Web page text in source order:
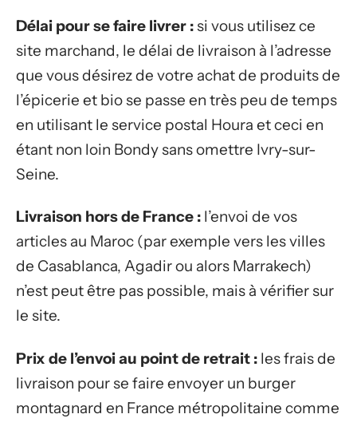
Délai pour se faire livrer :si vous utilisez ce
site marchand, le délai de livraison à l’adresse
que vous désirez de votre achat de produits de
l’épicerie et bio se passe en très peu de temps
en utilisant le service postal Houra et ceci en
étant non loin Bondy sans omettre Ivry-sur-
Seine.
Livraison hors de France : l’envoi de vos
articles au Maroc (par exemple vers les villes
de Casablanca, Agadir ou alors Marrakech)
n’est peut être pas possible, mais à vérifier sur
le site.
Prix de l’envoi au point de retrait : les frais de
livraison pour se faire envoyer un burger
montagnard en France métropolitaine comme